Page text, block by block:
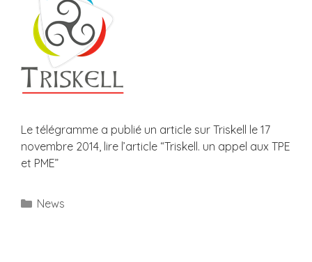
Le télégramme a publié un article sur Triskell le 17
novembre 2014, lire l’article “Triskell. un appel aux TPE
et PME”
Catégories
News